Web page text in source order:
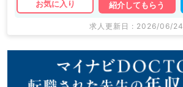
お気に入り 紹介してもらう
求人更新日 : 2026/06/24